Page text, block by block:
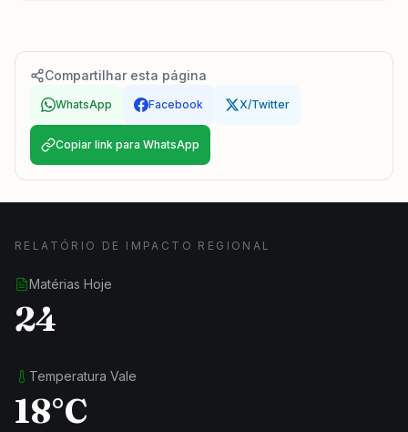
Compartilhar esta página
WhatsApp Facebook X/Twitter
Copiar link para WhatsApp
RELATÓRIO DE IMPACTO REGIONAL
Matérias Hoje
24
Temperatura Vale
18°C